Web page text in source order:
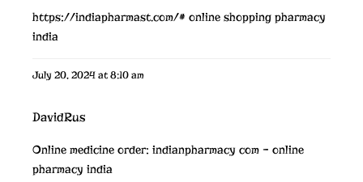
https://indiapharmast.com/# online shopping pharmacy
india
July 20, 2024 at 8:10 am
DavidRus
Online medicine order: indianpharmacy com – online
pharmacy india